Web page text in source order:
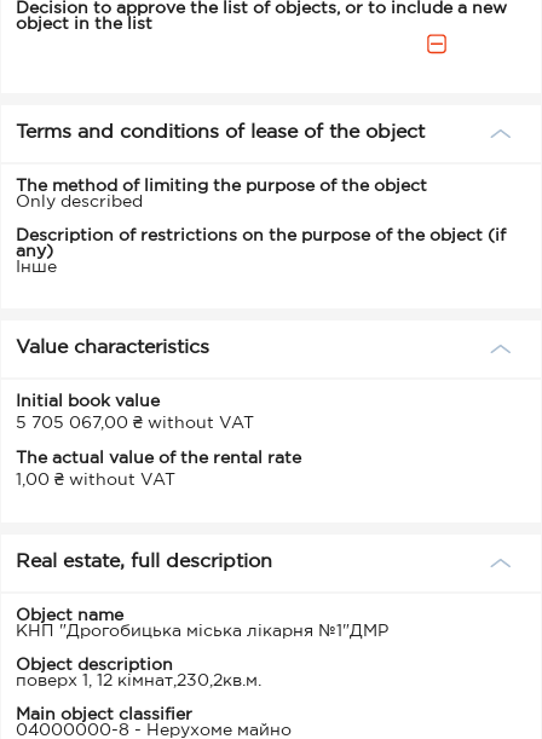
Decision to approve the list of objects, or to include a new
object in the list
Terms and conditions of lease of the object
The method of limiting the purpose of the object
Only described
Description of restrictions on the purpose of the object (if
any)
Інше
Value characteristics
Initial book value
5 705 067,00 ₴ without VAT
The actual value of the rental rate
1,00 ₴ without VAT
Real estate, full description
Object name
КНП "Дрогобицька міська лікарня №1"ДМР
Object description
поверх 1, 12 кімнат,230,2кв.м.
Main object classifier
04000000-8 - Нерухоме майно